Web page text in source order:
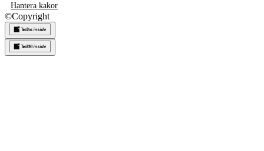
Hantera kakor
©Copyright